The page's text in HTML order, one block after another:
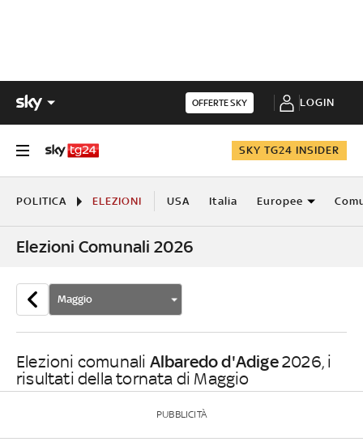
OFFERTE SKY LOGIN
SKY TG24 INSIDER
POLITICA ELEZIONI USA Italia Europee
Elezioni Comunali 2026
Maggio
Elezioni comunali Albaredo d'Adige2026, i
risultati della tornata di Maggio
PUBBLICITÀ